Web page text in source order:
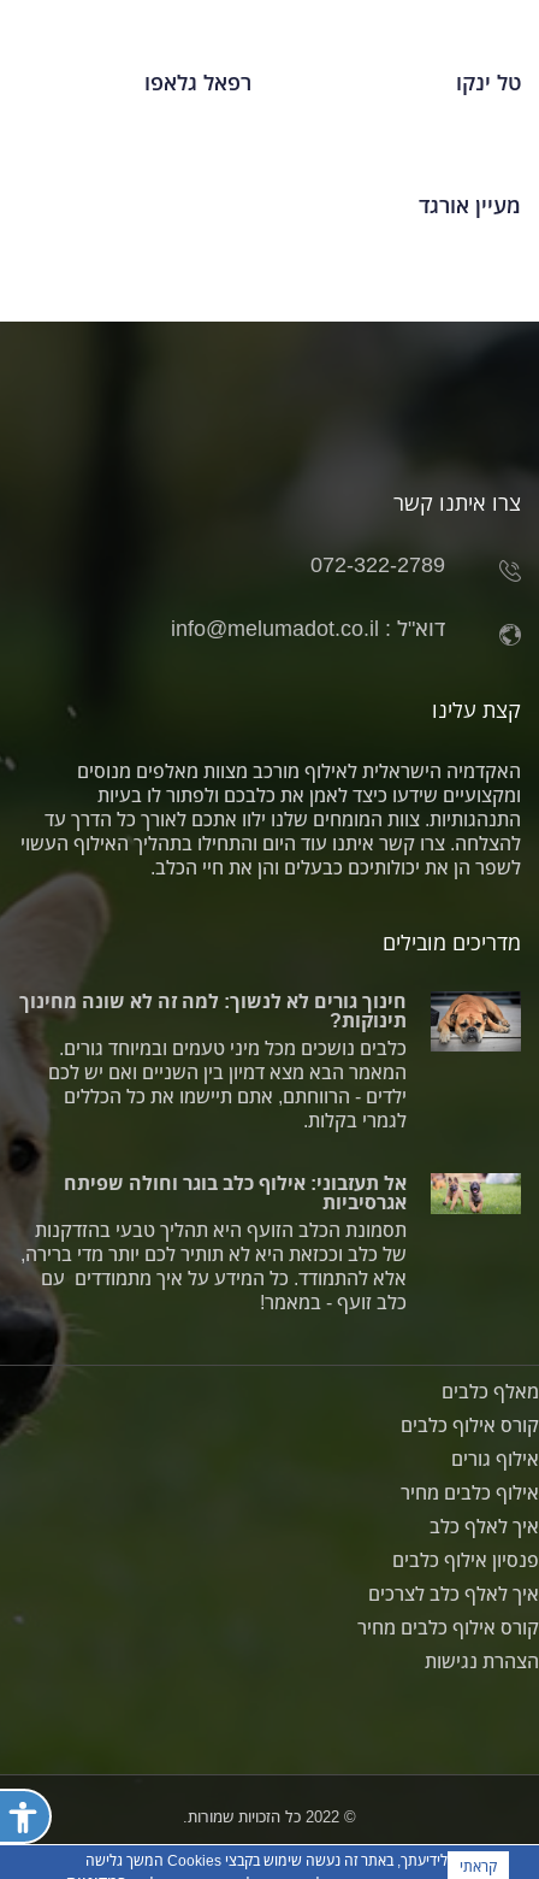
טל ינקו רפאל גלאפו
מעיין אורגד
צרו איתנו קשר
072-322-2789
דוא"ל : info@melumadot.co.il
מדריכים מובילים
חינוך גורים לא לנשוך: למה זה לא שונה מחינוך
תינוקות?
כלבים נושכים מכל מיני טעמים ובמיוחד גורים.
המאמר הבא מצא דמיון בין השניים ואם יש לכם
ילדים - הרווחתם, אתם תיישמו את כל הכללים
לגמרי בקלות.
אל תעזבוני: אילוף כלב בוגר וחולה שפיתח
אגרסיביות
תסמונת הכלב הזועף היא תהליך טבעי בהזדקנות
של כלב וככזאת היא לא תותיר לכם יותר מדי ברירה,
אלא להתמודד. כל המידע על איך מתמודדים עם
כלב זועף - במאמר!
קצת עלינו
האקדמיה הישראלית לאילוף מורכב מצוות מאלפים מנוסים
ומקצועיים שידעו כיצד לאמן את כלבכם ולפתור לו בעיות
התנהגותיות. צוות המומחים שלנו ילוו אתכם לאורך כל הדרך עד
להצלחה. צרו קשר איתנו עוד היום והתחילו בתהליך האילוף העשוי
לשפר הן את יכולותיכם כבעלים והן את חיי הכלב.
מאלף כלבים
קורס אילוף כלבים
אילוף גורים
אילוף כלבים מחיר
איך לאלף כלב
פנסיון אילוף כלבים
איך לאלף כלב לצרכים
קורס אילוף כלבים מחיר
הצהרת נגישות
© 2022 כל הזכויות שמורות.
קראתי
לידיעתך, באתר זה נעשה שימוש בקבצי Cookies המשך גלישה
פתח